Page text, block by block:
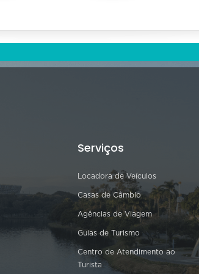
Serviços
Locadora de Veículos
Casas de Câmbio
Agências de Viagem
Guias de Turismo
Centro de Atendimento ao
Turista